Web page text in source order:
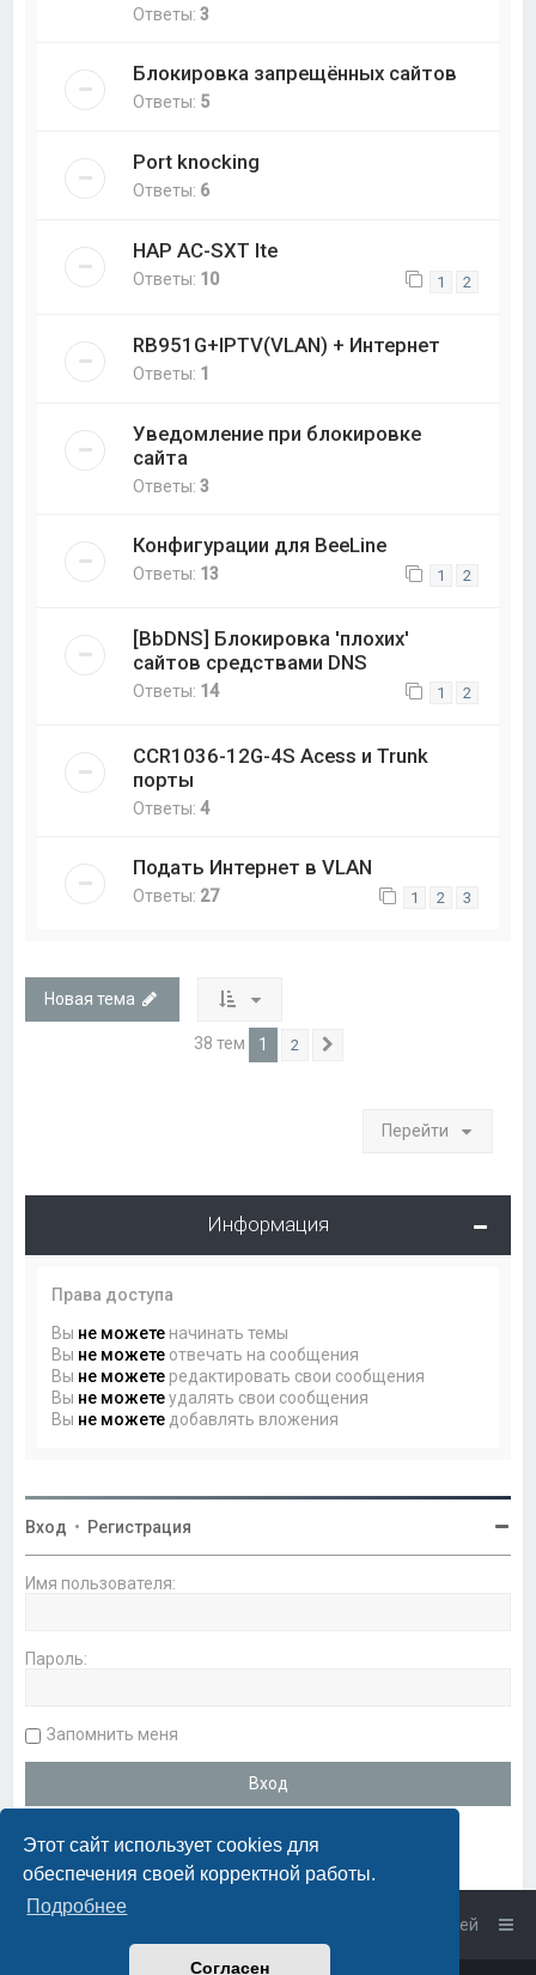
Этот сайт использует cookies для
обеспечения своей корректной работы.
Подробнее
Согласен
Ответы:3
Блокировка запрещённых сайтов
Ответы: 5
Port knocking
Ответы: 6
HAP AC-SXT lte
Ответы: 10 1 2
RB951G+IPTV(VLAN) + Интернет
Ответы: 1
Уведомление при блокировке
сайта
Ответы:3
Конфигурации для BeeLine
Ответы: 13 1 2
[BbDNS] Блокировка 'плохих'
сайтов средствами DNS
Ответы: 14 1 2
CCR1036-12G-4S Acess и Trunk
порты
Ответы:4
Подать Интернет в VLAN
Ответы: 27 1 2 3
Новая тема
38 тем 1 2
Перейти
Информация
Права доступа
Вы не можете начинать темы
Вы не можете отвечать на сообщения
Вы не можете редактировать свои сообщения
Вы не можетеудалять свои сообщения
Вы не можете добавлять вложения
Вход • Регистрация
Имя пользователя:
Пароль:
Запомнить меня
Связаться с администрацией